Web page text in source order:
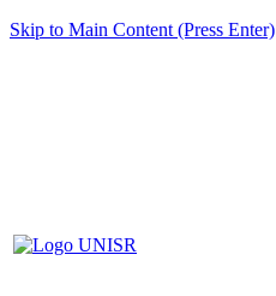
Skip to Main Content (Press Enter)